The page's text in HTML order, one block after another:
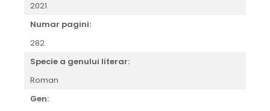
2021
Numar pagini:
282
Specie a genului literar:
Roman
Gen: